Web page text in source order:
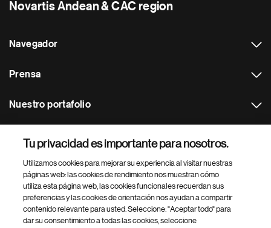
Novartis Andean & CAC region
Navegador
Prensa
Nuestro portafolio
Footer Site Search
Tu privacidad es importante para nosotros.
Utilizamos cookies para mejorar su experiencia al visitar nuestras
páginas web: las cookies de rendimiento nos muestran cómo
utiliza esta página web, las cookies funcionales recuerdan sus
preferencias y las cookies de orientación nos ayudan a compartir
contenido relevante para usted. Seleccione: "Aceptar todo" para
dar su consentimiento a todas las cookies, seleccione